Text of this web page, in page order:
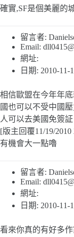
確實,SF是個美麗的
留言者:
Email:
網址:
日期: 2010-11-
相信歐盟在今年年
國也可以不受中國
人可以去美國免簽証
[版主回覆11/19/
有機會大一點嚕
留言者:
Email:
網址:
日期: 2010-11-
看來你真的有好多